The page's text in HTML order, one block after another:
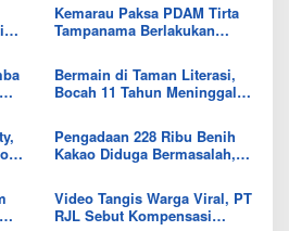
Kemarau Paksa PDAM Tirta
Tampanama Berlakukan
Bermain di Taman Literasi,
Bocah 11 Tahun Meninggal
Pengadaan 228 Ribu Benih
Kakao Diduga Bermasalah,
Video Tangis Warga Viral, PT
RJL Sebut Kompensasi